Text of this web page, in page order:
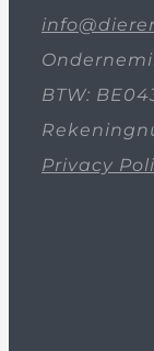
BTW:
Privacy